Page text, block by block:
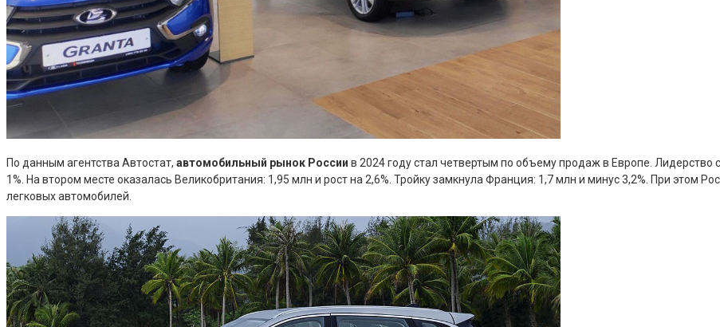
По данным агентства Автостат, автомобильный рынок России в 2024 году стал четвертым по объему продаж в Европе.
1%. На втором месте оказалась Великобритания: 1,95 млн и рост на 2,6%. Тройку замкнула Франция: 1,7 млн и минус 3,2%. При этом
легковых автомобилей.